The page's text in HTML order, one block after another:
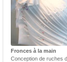
Fronces à la main
Conception de ruches